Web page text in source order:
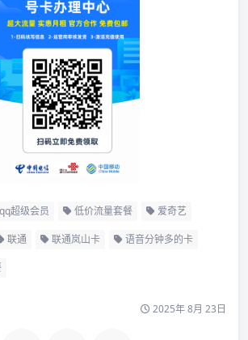
qq超级会员 低价流量套餐 爱奇艺
联通 联通岚山卡 语音分钟多的卡
2025年 8月 23日